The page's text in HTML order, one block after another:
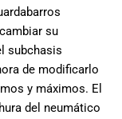
su
subchasis
de modificarlo
y máximos. El
del neumático